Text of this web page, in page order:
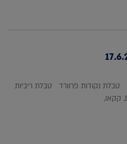
נקודות פרוורד טבלת ריביות